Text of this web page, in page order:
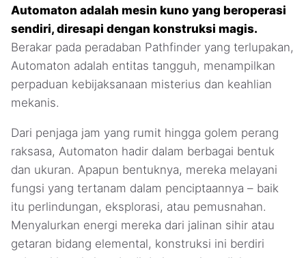
Automaton adalah mesin kuno yang beroperasi
sendiri, diresapi dengan konstruksi magis.
Berakar pada peradaban Pathfinder yang terlupakan,
Automaton adalah entitas tangguh, menampilkan
perpaduan kebijaksanaan misterius dan keahlian
mekanis.
Dari penjaga jam yang rumit hingga golem perang
raksasa, Automaton hadir dalam berbagai bentuk
dan ukuran. Apapun bentuknya, mereka melayani
fungsi yang tertanam dalam penciptaannya – baik
itu perlindungan, eksplorasi, atau pemusnahan.
Menyalurkan energi mereka dari jalinan sihir atau
getaran bidang elemental, konstruksi ini berdiri